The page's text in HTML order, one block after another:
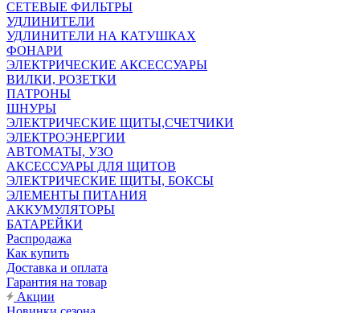
СЕТЕВЫЕ ФИЛЬТРЫ
УДЛИНИТЕЛИ
УДЛИНИТЕЛИ НА КАТУШКАХ
ФОНАРИ
ЭЛЕКТРИЧЕСКИЕ АКСЕССУАРЫ
ВИЛКИ, РОЗЕТКИ
ПАТРОНЫ
ШНУРЫ
ЭЛЕКТРИЧЕСКИЕ ЩИТЫ,СЧЕТЧИКИ
ЭЛЕКТРОЭНЕРГИИ
АВТОМАТЫ, УЗО
АКСЕССУАРЫ ДЛЯ ЩИТОВ
ЭЛЕКТРИЧЕСКИЕ ЩИТЫ, БОКСЫ
ЭЛЕМЕНТЫ ПИТАНИЯ
АККУМУЛЯТОРЫ
БАТАРЕЙКИ
Распродажа
Как купить
Доставка и оплата
Гарантия на товар
Акции